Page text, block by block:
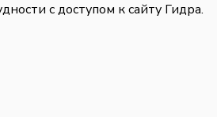
с доступом к сайту Гидра.